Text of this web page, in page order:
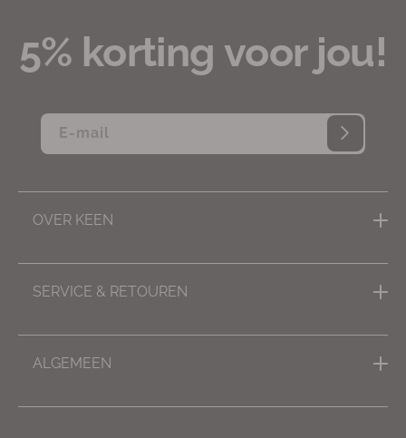
5% korting voor jou!
E‑mail
OVER KEEN
Inspiratie, tips & advies
Missie
Impact
SERVICE & RETOUREN
Contact
Verzending
Ruilen of retourneren
ALGEMEEN
Algemene voorwaarden